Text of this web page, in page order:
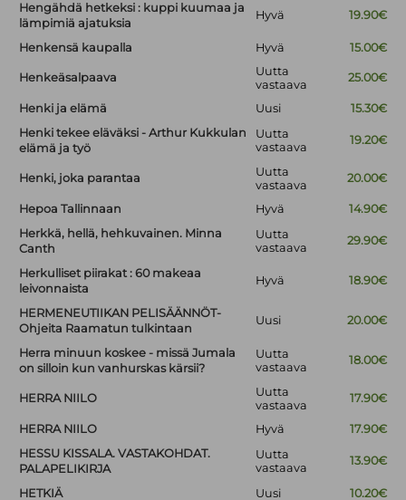
Hengähdä hetkeksi : kuppi kuumaa ja
lämpimiä ajatuksia
Hyvä 19.90€
Henkensä kaupalla Hyvä 15.00€
Henkeäsalpaava
Uutta
vastaava
25.00€
Henki ja elämä Uusi
15.30€
Henki tekee eläväksi - Arthur Kukkulan
elämä ja työ
Uutta
vastaava
19.20€
Henki, joka parantaa
Uutta
vastaava
20.00€
Hepoa Tallinnaan Hyvä
14.90€
Herkkä, hellä, hehkuvainen. Minna
Canth
Uutta
vastaava
29.90€
Herkulliset piirakat : 60 makeaa
leivonnaista
Hyvä 18.90€
HERMENEUTIIKAN PELISÄÄNNÖT-
Ohjeita Raamatun tulkintaan
Uusi 20.00€
Herra minuun koskee - missä Jumala
on silloin kun vanhurskas kärsii?
Uutta
vastaava
18.00€
HERRA NIILO
Uutta
vastaava
17.90€
HERRA NIILO Hyvä
17.90€
HESSU KISSALA. VASTAKOHDAT.
PALAPELIKIRJA
Uutta
vastaava
13.90€
HETKIÄ Uusi 10.20€